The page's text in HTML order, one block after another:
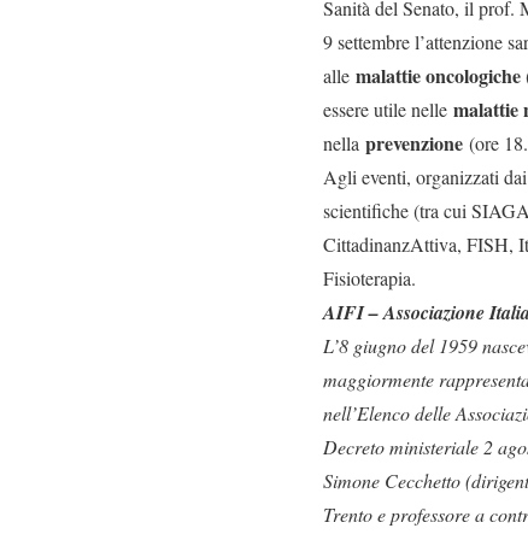
Sanità del Senato, il prof.
9 settembre l’attenzione
alle malattie oncologiche
essere utile nelle malattie
nella prevenzione (ore
Agli eventi, organizzati
scientifiche (tra cui
CittadinanzAttiva, FISH,
Fisioterapia.
AIFI – Associazione
L’8 giugno del 1959
maggiormente
nell’Elenco delle
Decreto ministeriale 2
Simone Cecchetto
Trento e professore a